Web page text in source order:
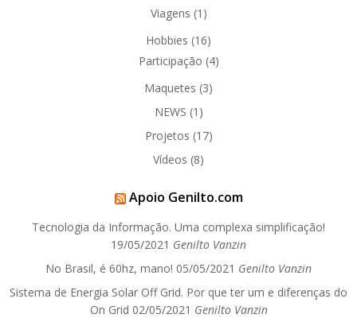
Viagens (1)
Hobbies (16)
Participação (4)
Maquetes (3)
NEWS (1)
Projetos (17)
Vídeos (8)
Apoio Genilto.com
Tecnologia da Informação. Uma complexa simplificação!
19/05/2021 Genilto Vanzin
No Brasil, é 60hz, mano! 05/05/2021 Genilto Vanzin
Sistema de Energia Solar Off Grid. Por que ter um e diferenças do
On Grid 02/05/2021 Genilto Vanzin